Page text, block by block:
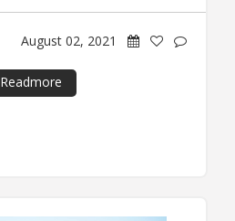
August 02, 2021
Readmore